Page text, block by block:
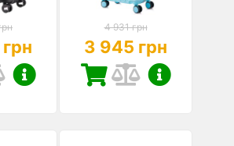
4 931 грн
3 945 грн